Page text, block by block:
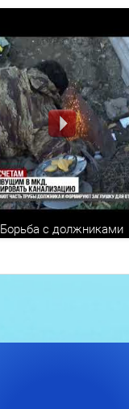
Борьба с должниками